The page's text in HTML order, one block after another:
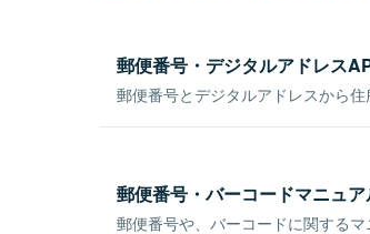
郵便番号・デジタルアドレス
郵便番号とデジタルアドレスから住
郵便番号・バーコードマニュア
郵便番号や、バーコードに関するマ